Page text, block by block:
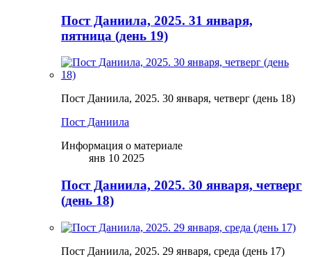
Пост Даниила, 2025. 31 января,
пятница (день 19)
Пост Даниила, 2025. 30 января, четверг (день 18)
Пост Даниила
Информация о материале
янв 10 2025
Пост Даниила, 2025. 30 января, четверг
(день 18)
Пост Даниила, 2025. 29 января, среда (день 17)